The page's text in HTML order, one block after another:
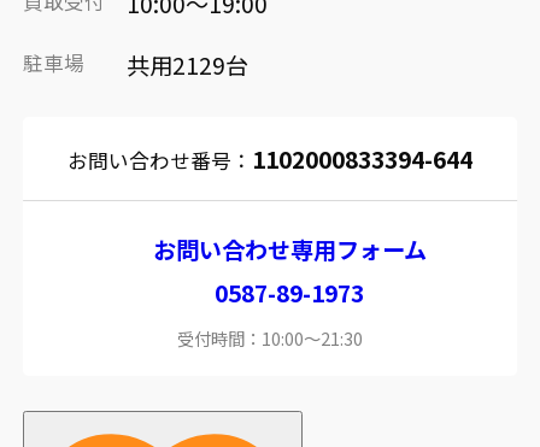
駐車場 共用2129台
お問い合わせ番号： 1102000833394-644
お問い合わせ専用フォーム
0587-89-1973
受付時間：10:00～21:30